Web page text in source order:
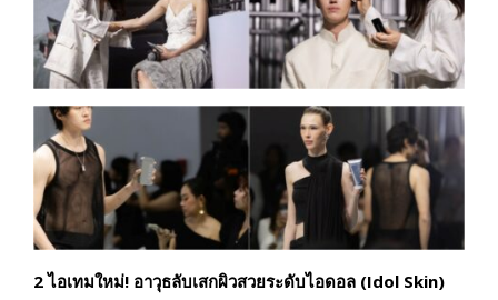
2ไอเทมใหม่! อาวุธลับเสกผิวสวยระดับไอดอล (Idol Skin)